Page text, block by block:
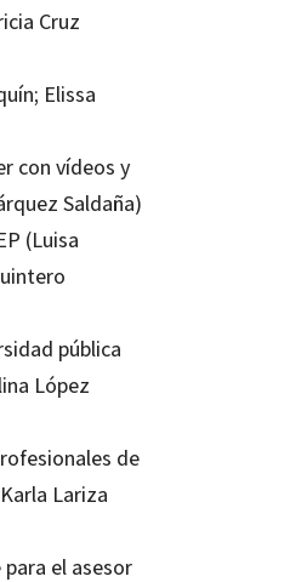
Cruz
Elissa
con vídeos y
Saldaña)
(Luisa
pública
López
de
Lariza
el asesor